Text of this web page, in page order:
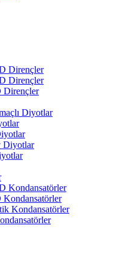
Dirençler
Dirençler
Dirençler
Diyotlar
Diyotlar
Kondansatörler
Kondansatörler
Kondansatörler